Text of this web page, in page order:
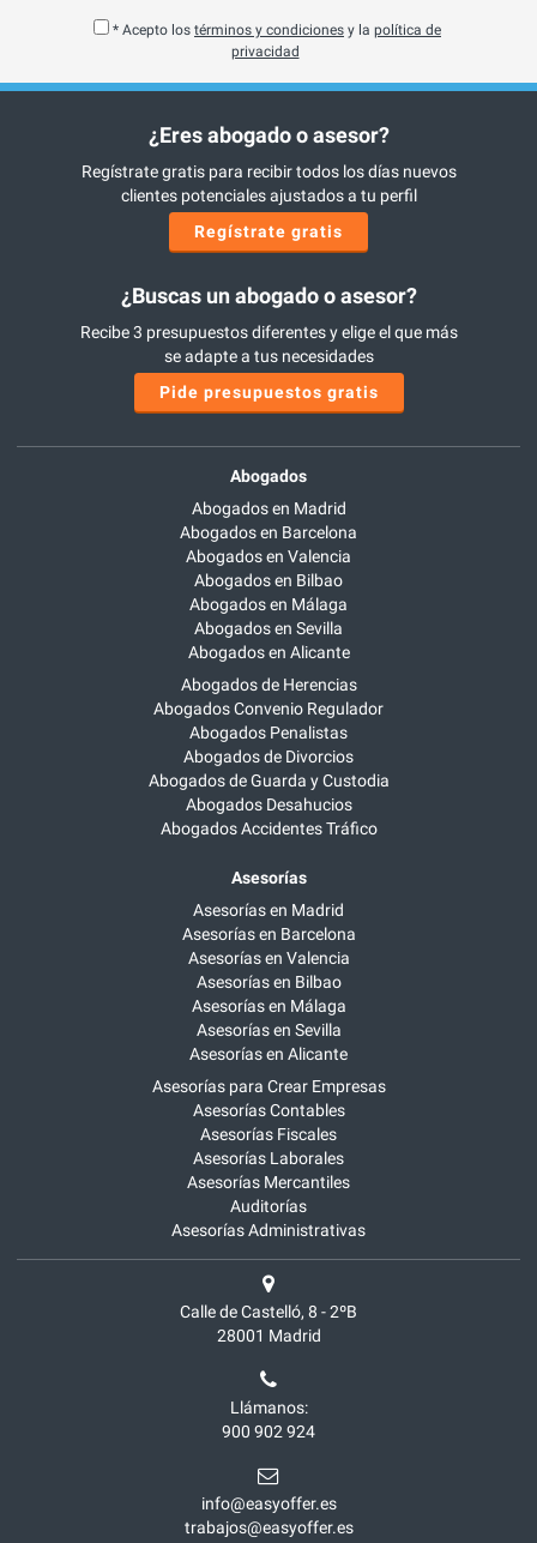
* Acepto los términos y condiciones y la política de
privacidad
¿Eres abogado o asesor?
Regístrate gratis para recibir todos los días nuevos
clientes potenciales ajustados a tu perfil
Regístrate gratis
¿Buscas un abogado o asesor?
Recibe 3 presupuestos diferentes y elige el que más
se adapte a tus necesidades
Pide presupuestos gratis
Abogados
Abogados en Madrid
Abogados en Barcelona
Abogados en Valencia
Abogados en Bilbao
Abogados en Málaga
Abogados en Sevilla
Abogados en Alicante
Abogados de Herencias
Abogados Convenio Regulador
Abogados Penalistas
Abogados de Divorcios
Abogados de Guarda y Custodia
Abogados Desahucios
Abogados Accidentes Tráfico
Asesorías
Asesorías en Madrid
Asesorías en Barcelona
Asesorías en Valencia
Asesorías en Bilbao
Asesorías en Málaga
Asesorías en Sevilla
Asesorías en Alicante
Asesorías para Crear Empresas
Asesorías Contables
Asesorías Fiscales
Asesorías Laborales
Asesorías Mercantiles
Auditorías
Asesorías Administrativas
Calle de Castelló, 8 - 2ºB
28001 Madrid
Llámanos:
900 902 924
info@easyoffer.es
trabajos@easyoffer.es